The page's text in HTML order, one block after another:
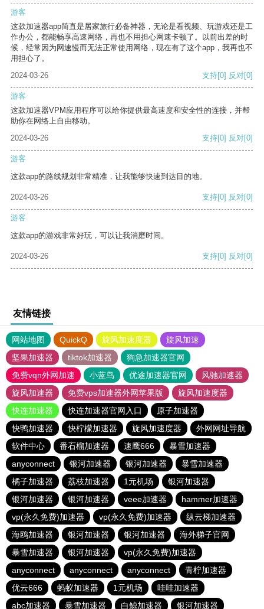
游客
这款加速器app简直是居家旅行必备神器，无论是看视频、玩游戏还是工
作办公，都能畅享高速网络，再也不用担心网速卡顿了。以前出差的时
候，经常因为网速慢而无法正常使用网络，现在有了这个app，我再也不
用担心了。
2024-03-26
支持[0] 反对[0]
游客
这款加速器VPM应用程序可以给你提供最高速度和安全性的连接，并帮
助你在网络上自由移动。
2024-03-26
支持[0] 反对[0]
游客
这款app的路线规划非常精准，让我能够快速到达目的地。
2024-03-26 支持[0] 反对[0]
游客
这款app的游戏非常好玩，可以让我消磨时间。
2024-03-26 支持[0] 反对[0]
友情链接
网站地图 QuickQ 旋风加速度器
旋风加速
坚果加速器
tiktok加速器
狗急加速器官网
免费vqn外网加速
小蓝鸟 优途加速器官网
风驰加速器
旋风加速器
免费vps加速器外网苹果版
旋风加速度器
快连加速器
快连加速器官网入口
原子加速器
快鸭加速器
快柠檬加速器 旋风加速度器
外网网址导航
软件中心
番石榴加速器 速鹰666
暴雪加速器
anyconnect
银河加速器 银河加速器
暴雪加速器
橘子加速器
荔枝加速器 1元机场
银河加速器
银河加速器
银河加速器 veee加速器
hammer加速器
vp(永久免费)加速器
vp(永久免费)加速器
纵云梯加速器
海鸥加速器
银河加速器 银河加速器
海外梯子官网
暴雪加速器
银河加速器
vp(永久免费)加速器
anyconnect
anyconnect anyconnect
青柠加速器
优云666
蚂蚁加速器 1元机场
哇哇加速器
abc加速器
暴雪加速器 白鲸加速器 银河加速器